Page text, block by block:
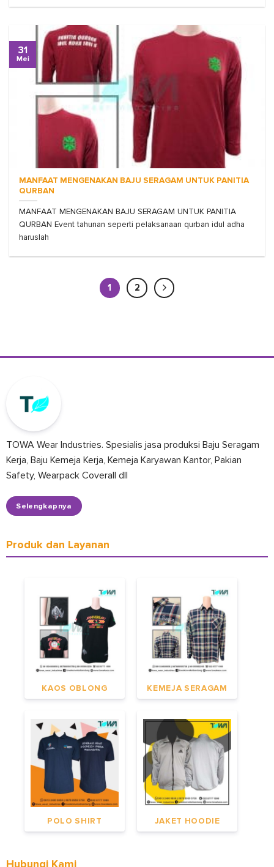
MANFAAT MENGENAKAN BAJU SERAGAM UNTUK PANITIA
QURBAN
MANFAAT MENGENAKAN BAJU SERAGAM UNTUK PANITIA
QURBAN Event tahunan seperti pelaksanaan qurban idul adha
haruslah
31
Mei
1 2
TOWA Wear Industries. Spesialis jasa produksi Baju Seragam
Kerja, Baju Kemeja Kerja, Kemeja Karyawan Kantor, Pakian
Safety, Wearpack Coverall dll
Selengkapnya
Produk dan Layanan
KAOS OBLONG KEMEJA SERAGAM
POLO SHIRT JAKET HOODIE
Hubungi Kami